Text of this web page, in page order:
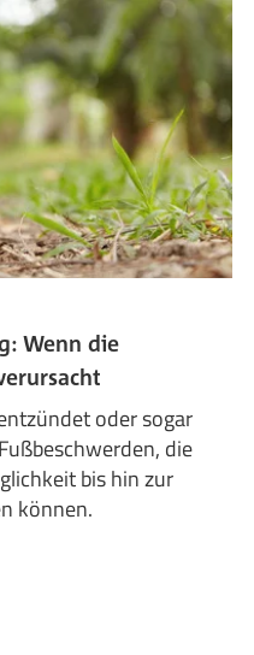
Wenn die
oder sogar
die
bis hin zur
können.